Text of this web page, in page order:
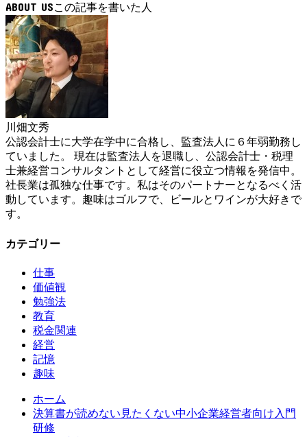
ABOUT US
川畑文秀
公認会計士に大学在学中に合格し、監査法人に６年弱勤務し
ていました。 現在は監査法人を退職し、公認会計士・税理
士兼経営コンサルタントとして経営に役立つ情報を発信中。
社長業は孤独な仕事です。私はそのパートナーとなるべく活
動しています。趣味はゴルフで、ビールとワインが大好きで
す。
カテゴリー
仕事
価値観
勉強法
教育
税金関連
経営
記憶
趣味
ホーム
決算書が読めない見たくない中小企業経営者向け入門
研修